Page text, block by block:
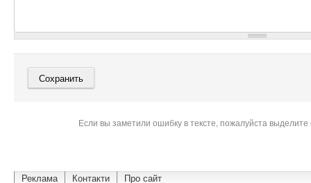
Если вы заметили ошибку в тексте, пожалуйста
Реклама Контакти Про сайт